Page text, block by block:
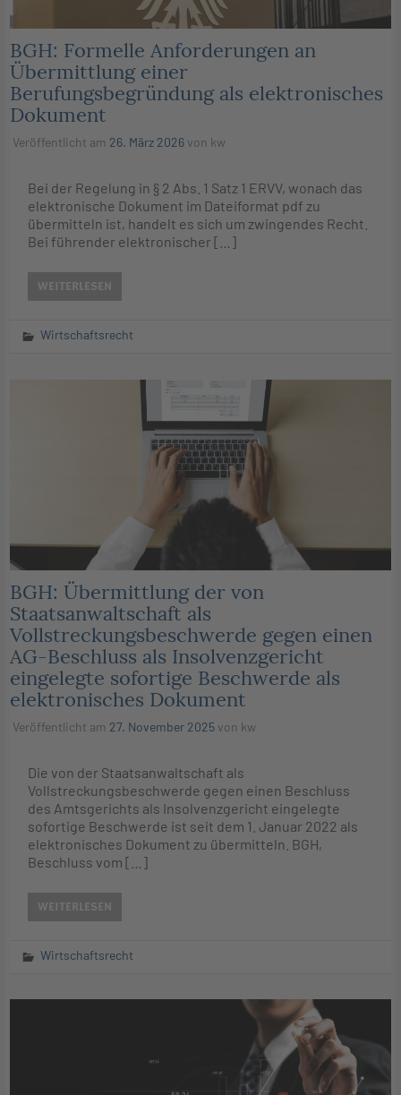
BGH: Formelle Anforderungen an
Übermittlung einer
Berufungsbegründung als elektronisches
Dokument
Veröffentlicht am 26. März 2026von kw
Bei der Regelung in § 2 Abs. 1 Satz 1 ERVV, wonach das
elektronische Dokument im Dateiformat pdf zu
übermitteln ist, handelt es sich um zwingendes Recht.
Bei führender elektronischer […]
WEITERLESEN
Wirtschaftsrecht
BGH: Übermittlung der von
Staatsanwaltschaft als
Vollstreckungsbeschwerde gegen einen
AG-Beschluss als Insolvenzgericht
eingelegte sofortige Beschwerde als
elektronisches Dokument
Veröffentlicht am 27. November 2025von kw
Die von der Staatsanwaltschaft als
Vollstreckungsbeschwerde gegen einen Beschluss
des Amtsgerichts als Insolvenzgericht eingelegte
sofortige Beschwerde ist seit dem 1. Januar 2022 als
elektronisches Dokument zu übermitteln. BGH,
Beschluss vom […]
WEITERLESEN
Wirtschaftsrecht